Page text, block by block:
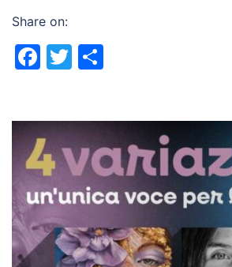
Share on:
Facebook
Twitter